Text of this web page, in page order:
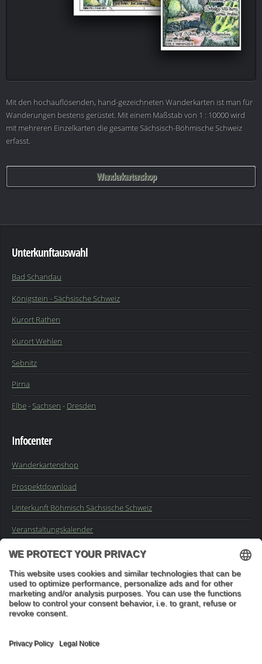
Mit den hochauflösenden, hand-gezeichneten Wanderkarten ist man für
Wanderungen bestens gerüstet. Mit einem Maßstab von 1 : 10000 wird
mit mehreren Einzelkarten die gesamte Sächsisch-Böhmische Schweiz
erfasst.
Wanderkartenshop
Unterkunftauswahl
Bad Schandau
Königstein - Sächsische Schweiz
Kurort Rathen
Kurort Wehlen
Sebnitz
Pirna
Elbe-Sachsen - Dresden
Infocenter
Wanderkartenshop
Prospektdownload
Unterkunft Böhmisch Sächsische Schweiz
Veranstaltungskalender
Impressum
Buchungsanfrage